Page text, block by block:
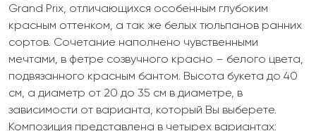
Grand Prix, отличающихся особенным глубоким
красным оттенком, а так же белых тюльпанов ранних
сортов. Сочетание наполнено чувственными
мечтами, в фетре созвучного красно – белого цвета,
подвязанного красным бантом. Высота букета до 40
см, а диаметр от 20 до 35 см в диаметре, в
зависимости от варианта, который Вы выберете.
Композиция представлена в четырех вариантах: